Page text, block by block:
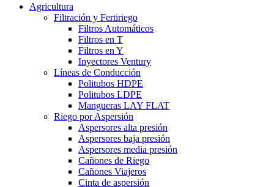
Agricultura
Filtración y Fertiriego
Filtros Automáticos
Filtros en T
Filtros en Y
Inyectores Ventury
Líneas de Conducción
Politubos HDPE
Politubos LDPE
Mangueras LAY FLAT
Riego por Aspersión
Aspersores alta presión
Aspersores baja presión
Aspersores media presión
Cañones de Riego
Cañones Viajeros
Cinta de aspersión